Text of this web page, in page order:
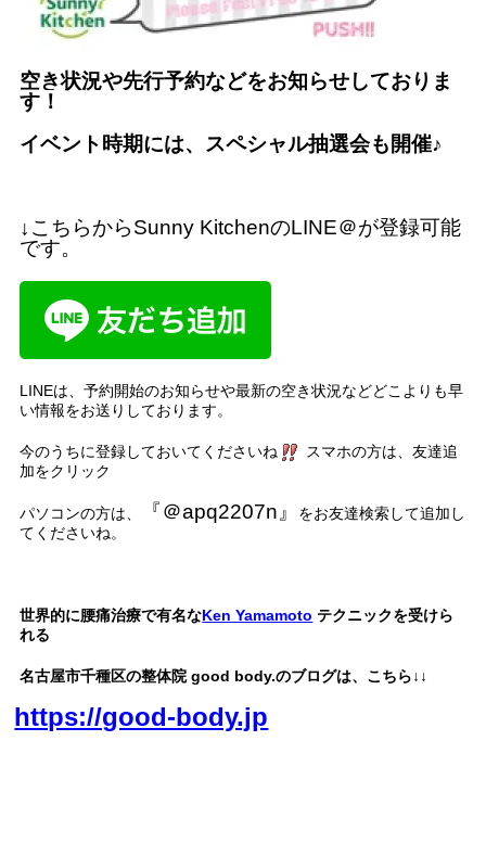
空き状況や先行予約などをお知らせしておりま
す！
イベント時期には、スペシャル抽選会も開催♪
↓ こちらからSunny KitchenのLINE＠が登録可能
です。
LINEは、予約開始のお知らせや最新の空き状況などどこよりも早
い情報をお送りしております。
今のうちに登録しておいてくださいね
スマホの方は、友達追
加をクリック
パソコンの方は、 『＠apq2207n 』
をお友達検索して追加し
てくださいね。
世界的に腰痛治療で有名なKen Yamamoto テクニックを受けら
れる
名古屋市千種区の整体院good body.のブログは、こちら↓↓
https://good-body.jp